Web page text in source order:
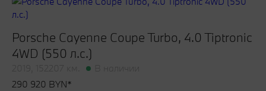
Porsche Cayenne Coupe Turbo, 4.0 Tiptronic
4WD (550 л.с.)
290 920 BYN*